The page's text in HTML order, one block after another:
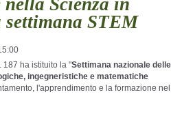
settimana STEM
187 ha istituito la "Settimana nazionale delle
ingegneristiche e matematiche
l'apprendimento e la formazione nel